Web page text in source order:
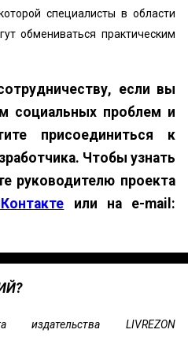
специалисты в области
обмениваться практическим
если вы
социальных проблем и
присоединиться к
Чтобы узнать
руководителю проекта
или на e-mail:
издательства LIVREZON